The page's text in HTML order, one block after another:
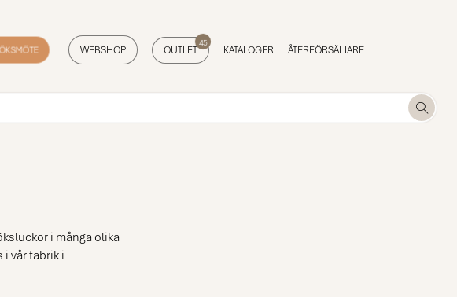
WEBSHOP OUTLET
45
KATALOGER ÅTERFÖRSÄLJARE
i många olika
vår fabrik i